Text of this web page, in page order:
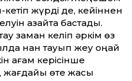
жүрді де, кейіннен
азайта бастады.
заман келіп әркім өз
нан тауып жеу оңай
ағам керісінше
өте жақсы